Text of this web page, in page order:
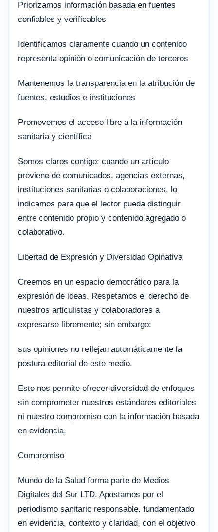
Priorizamos información basada en fuentes
confiables y verificables
Identificamos claramente cuando un contenido
representa opinión o comunicación de terceros
Mantenemos la transparencia en la atribución de
fuentes, estudios e instituciones
Promovemos el acceso libre a la información
sanitaria y científica
Somos claros contigo: cuando un artículo
proviene de comunicados, agencias externas,
instituciones sanitarias o colaboraciones, lo
indicamos para que el lector pueda distinguir
entre contenido propio y contenido agregado o
colaborativo.
Libertad de Expresión y Diversidad Opinativa
Creemos en un espacio democrático para la
expresión de ideas. Respetamos el derecho de
nuestros articulistas y colaboradores a
expresarse libremente; sin embargo:
sus opiniones no reflejan automáticamente la
postura editorial de este medio.
Esto nos permite ofrecer diversidad de enfoques
sin comprometer nuestros estándares editoriales
ni nuestro compromiso con la información basada
en evidencia.
Compromiso
Mundo de la Salud forma parte de Medios
Digitales del Sur LTD. Apostamos por el
periodismo sanitario responsable, fundamentado
en evidencia, contexto y claridad, con el objetivo